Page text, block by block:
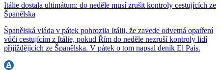
Itálie dostala ultimátum: do neděle musí zrušit kontroly cestujících ze
Španělska
Španělská vláda v pátek pohrozila Itálii, že zavede odvetná opatření
vůči cestujícím z Itálie, pokud Řím do neděle nezruší kontroly lidí
přijíždějících ze Španělska. V pátek o tom napsal deník El País.